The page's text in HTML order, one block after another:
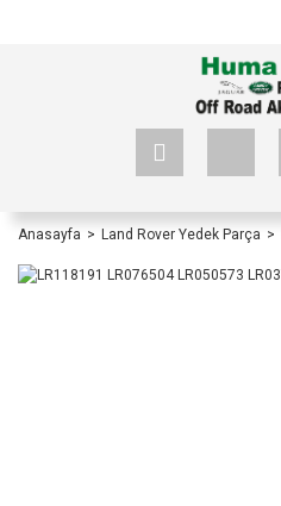
Anasayfa Land Rover Yedek Parça